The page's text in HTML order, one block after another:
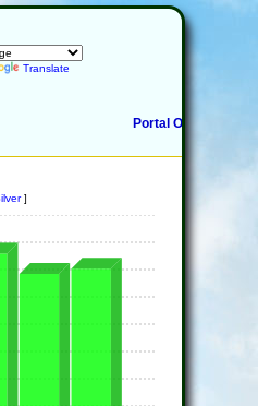
Translate
Portal OSC sedang
]